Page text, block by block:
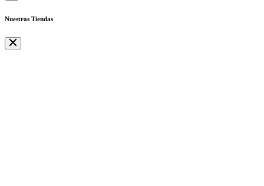
Nuestras Tiendas